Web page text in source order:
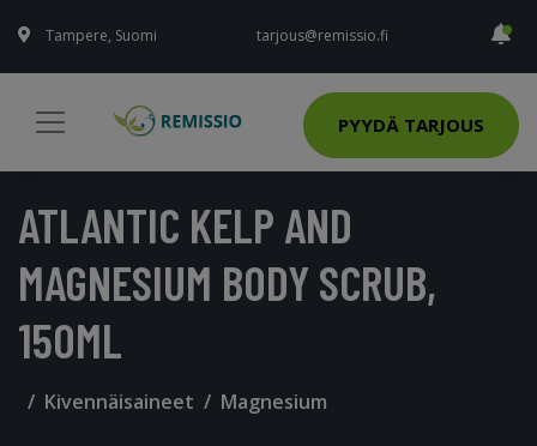
Tampere, Suomi tarjous@remissio.fi
PYYDÄ TARJOUS
ATLANTIC KELP AND
MAGNESIUM BODY SCRUB,
150ML
Kivennäisaineet Magnesium